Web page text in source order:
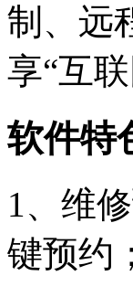
制、远
享“互
软件特
1、维
键预约；